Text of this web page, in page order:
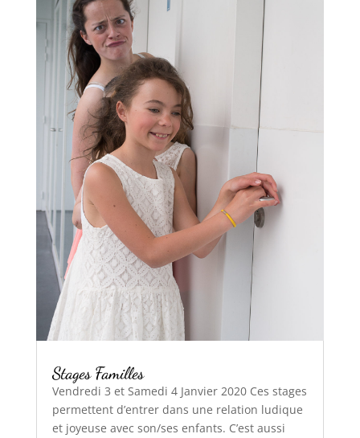
Stages Familles
Vendredi 3 et Samedi 4 Janvier 2020 Ces stages
permettent d’entrer dans une relation ludique
et joyeuse avec son/ses enfants. C’est aussi